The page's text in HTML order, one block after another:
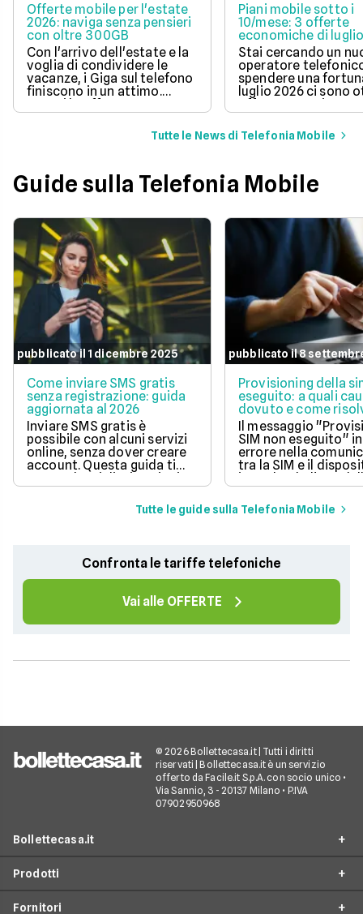
Offerte mobile per l'estate
2026: naviga senza pensieri
con oltre 300GB
Con l'arrivo dell'estate e la
voglia di condividere le
vacanze, i Giga sul telefono
finiscono in un attimo.
Scopri le offerte
telefoniche di luglio 2026
per navigare veloci in 5G
con tantissimi Giga e
Piani mobile sotto i
10/mese: 3 offerte
economiche di
Stai cercando un
operatore
spendere una
luglio 2026 ci sono
offerte sotto i 10
mese che includono
tantissimi Giga e la
connessione 5G.
Tutte le News di Telefonia Mobile
Guide sulla Telefonia Mobile
pubblicato il 1 dicembre 2025
Come inviare SMS gratis
senza registrazione: guida
aggiornata al 2026
Inviare SMS gratis è
possibile con alcuni servizi
online, senza dover creare
account. Questa guida ti
mostra le migliori opzioni
per inviare messaggi senza
pubblicato il 8
Provisioning della
eseguito: a quali
dovuto e come
questo errore
Il messaggio
SIM non eseguito"
errore nella
tra la SIM e il
impedendo l'uso
mobile.
Tutte le guide sulla Telefonia Mobile
Confronta le tariffe telefoniche
Vai alle OFFERTE
© 2026 Bollettecasa.it | Tutti i diritti
riservati | Bollettecasa.it è un servizio
offerto da Facile.it S.p.A. con socio unico •
Via Sannio, 3 - 20137 Milano • P.IVA
07902950968
Bollettecasa.it
Contatti
Prodotti
Fornitori